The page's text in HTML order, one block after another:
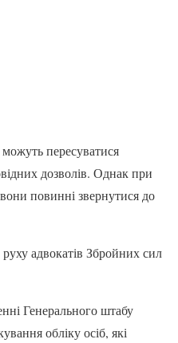
можуть пересуватися
дозволів. Однак при
повинні звернутися до
адвокатів Збройних сил
Генерального штабу
обліку осіб, які